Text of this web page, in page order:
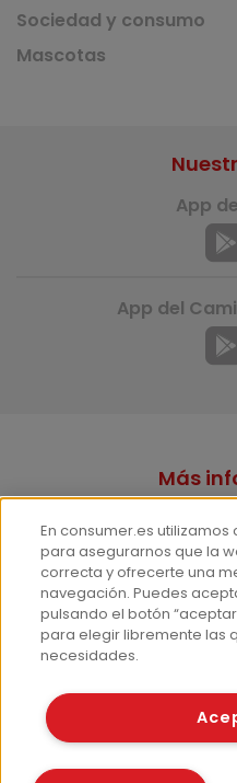
Sociedad y consumo
Mascotas
Más
Corpus
App
App del
©
Políticas
En consumer.es
para asegurarnos que la
correcta y ofrecerte una
navegación. Puedes
pulsando el botón
para elegir libremente las
necesidades.